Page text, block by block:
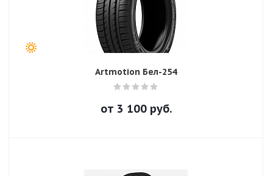
Artmotion Бел-254
от 3 100руб.